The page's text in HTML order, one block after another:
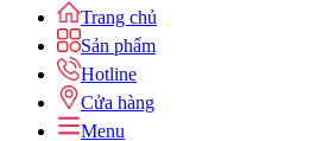
Trang chủ
Sản phẩm
Hotline
Cửa hàng
Menu